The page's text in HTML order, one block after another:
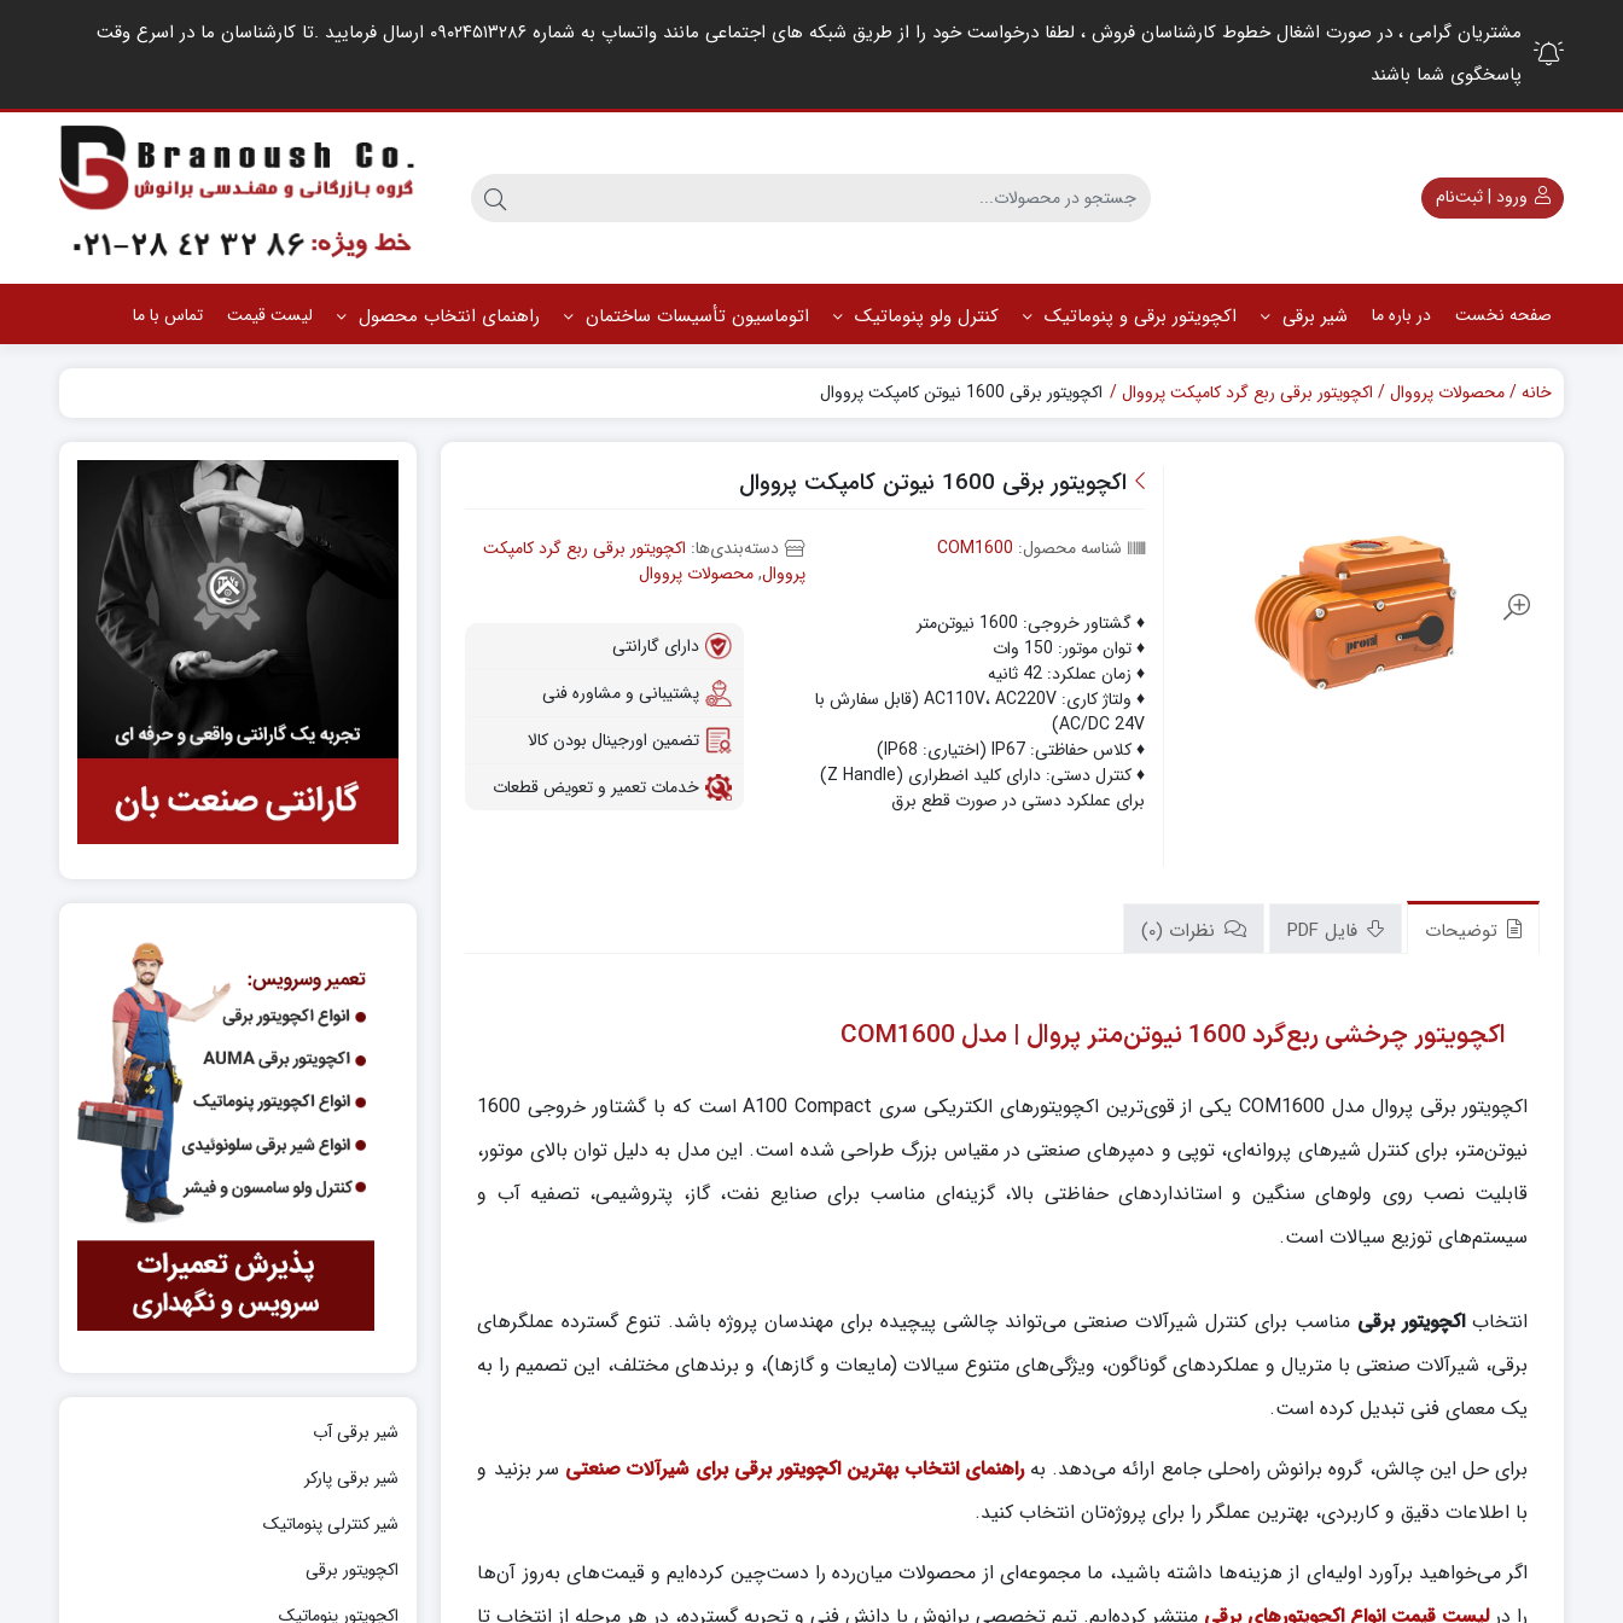
مشتریان گرامی ، در صورت اشغال خطوط کارشناسان فروش ، لطفا درخواست خود را از طریق شبکه های اجتماعی مانند واتساپ به شماره ۰۹۰۲۴۵۱۳۲۸۶ ارسال فرمایید .‌تا کارشناسان ما در اسرع وقت
پاسخگوی شما باشند
ورود | ثبت‌نام
صفحه نخست در باره ما شیر برقی اکچویتور برقی و پنوماتیک کنترل ولو پنوماتیک اتوماسیون تأسیسات ساختمان راهنمای انتخاب محصول لیست قیمت تماس با ما
خانه محصولات پرووال اکچویتور برقی ربع گرد کامپکت پرووال اکچویتور برقی 1600 نیوتن کامپکت پرووال
اکچویتور برقی 1600 نیوتن کامپکت پرووال
شناسه محصول: COM1600 دسته‌بندی‌ها: اکچویتور برقی ربع گرد کامپکت
پرووال,محصولات پرووال
♦ گشتاور خروجی: 1600 نیوتن‌متر
♦ توان موتور: 150 وات
♦ زمان عملکرد: 42 ثانیه
♦ ولتاژ کاری: AC110V، AC220V (قابل سفارش با
AC/DC 24V)
♦ کلاس حفاظتی: IP67 (اختیاری: IP68)
♦ کنترل دستی: دارای کلید اضطراری (Z Handle)
برای عملکرد دستی در صورت قطع برق
دارای گارانتی
پشتیبانی و مشاوره فنی
تضمین اورجینال بودن کالا
خدمات تعمیر و تعویض قطعات
توضیحات فایل PDF نظرات (0)
اکچویتور چرخشی ربع‌گرد 1600 نیوتن‌متر پروال | مدل COM1600
اکچویتور برقی پروال مدل COM1600 یکی از قوی‌ترین اکچویتورهای الکتریکی سری A100 Compact است که با گشتاور خروجی 1600
نیوتن‌متر، برای کنترل شیرهای پروانه‌ای، توپی و دمپرهای صنعتی در مقیاس بزرگ طراحی شده است. این مدل به دلیل توان بالای موتور،
قابلیت نصب روی ولوهای سنگین و استانداردهای حفاظتی بالا، گزینه‌ای مناسب برای صنایع نفت، گاز، پتروشیمی، تصفیه آب و
سیستم‌های توزیع سیالات است.
انتخاباکچویتور برقی مناسب برای کنترل شیرآلات صنعتی می‌تواند چالشی پیچیده برای مهندسان پروژه باشد. تنوع گسترده عملگرهای
برقی، شیرآلات صنعتی با متریال و عملکردهای گوناگون، ویژگی‌های متنوع سیالات (مایعات و گازها)، و برندهای مختلف، این تصمیم را به
یک معمای فنی تبدیل کرده است.
برای حل این چالش، گروه برانوش راه‌حلی جامع ارائه می‌دهد. بهراهنمای انتخاب بهترین اکچویتور برقی برای شیرآلات صنعتی سر بزنید و
با اطلاعات دقیق و کاربردی، بهترین عملگر را برای پروژه‌تان انتخاب کنید.
اگر می‌خواهید برآورد اولیه‌ای از هزینه‌ها داشته باشید، ما مجموعه‌ای از محصولات میان‌رده را دست‌چین کرده‌ایم و قیمت‌های به‌روز آن‌ها
را درلیست قیمت انواع اکچویتورهای برقی منتشر کرده‌ایم. تیم تخصصی برانوش با دانش فنی و تجربه گسترده، در هر مرحله از انتخاب تا
شیر برقی آب
شیر برقی پارکر
شیر کنترلی پنوماتیک
اکچویتور برقی
اکچویتور پنوماتیک